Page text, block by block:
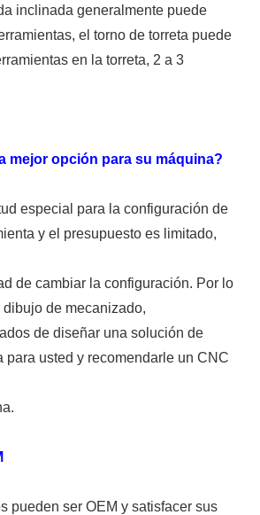
inclinada generalmente puede
el torno de torreta puede
en la torreta, 2 a 3
mejor opción para su máquina?
especial para la configuración de
y el presupuesto es limitado,
de cambiar la configuración. Por lo
de mecanizado,
de diseñar una solución de
para usted y recomendarle un CNC
pueden ser OEM y satisfacer sus